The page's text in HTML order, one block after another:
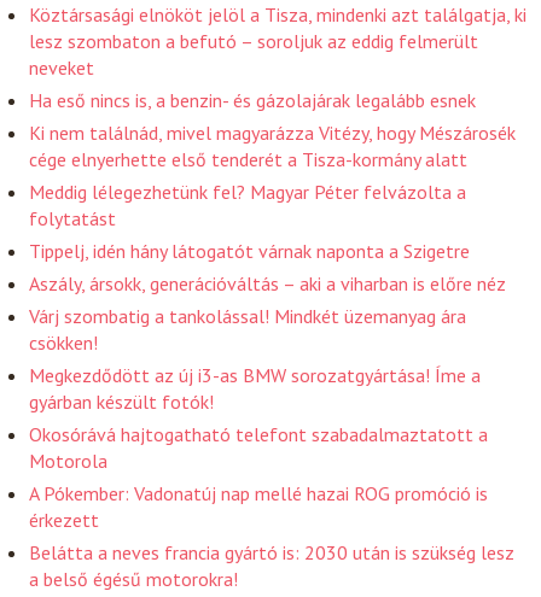
Köztársasági elnököt jelöl a Tisza, mindenki azt találgatja, ki
lesz szombaton a befutó – soroljuk az eddig felmerült
neveket
Ha eső nincs is, a benzin- és gázolajárak legalább esnek
Ki nem találnád, mivel magyarázza Vitézy, hogy Mészárosék
cége elnyerhette első tenderét a Tisza-kormány alatt
Meddig lélegezhetünk fel? Magyar Péter felvázolta a
folytatást
Tippelj, idén hány látogatót várnak naponta a Szigetre
Aszály, ársokk, generációváltás – aki a viharban is előre néz
Várj szombatig a tankolással! Mindkét üzemanyag ára
csökken!
Megkezdődött az új i3-as BMW sorozatgyártása! Íme a
gyárban készült fotók!
Okosórává hajtogatható telefont szabadalmaztatott a
Motorola
A Pókember: Vadonatúj nap mellé hazai ROG promóció is
érkezett
Belátta a neves francia gyártó is: 2030 után is szükség lesz
a belső égésű motorokra!